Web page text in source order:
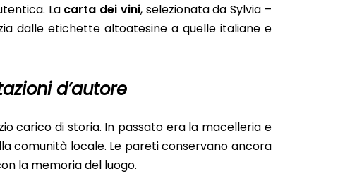
La carta dei vini, selezionata da Sylvia –
dalle etichette altoatesine a quelle italiane e
d’autore
carico di storia. In passato era la macelleria e
comunità locale. Le pareti conservano ancora
la memoria del luogo.